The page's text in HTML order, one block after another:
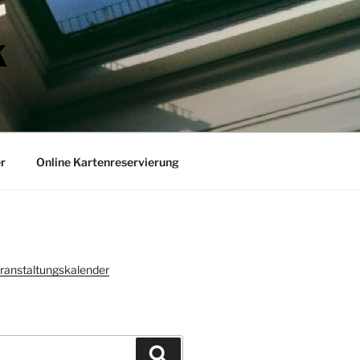
Online Kartenreservierung